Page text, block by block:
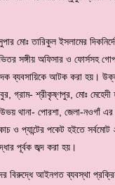
মোঃ তারিকুল ইসলামের
সঙ্গীয় অফিসার ও ফোর্সসহ
ব্যবসায়িকে আটক করা হয়।
গ্রাম- শ্রীকৃষ্ণপুর, মোঃ মেহেদী
থানা- পোরশা, জেলা-নওগাঁ এর
ও প্যান্টের পকেট হইতে সর্বমোট
পূর্বক জব্দ করা হয়।
বিরুদ্ধে আইনগত ব্যবস্থা